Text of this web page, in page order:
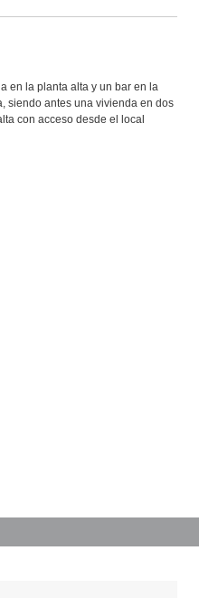
en la planta alta y un bar en la
siendo antes una vivienda en dos
con acceso desde el local